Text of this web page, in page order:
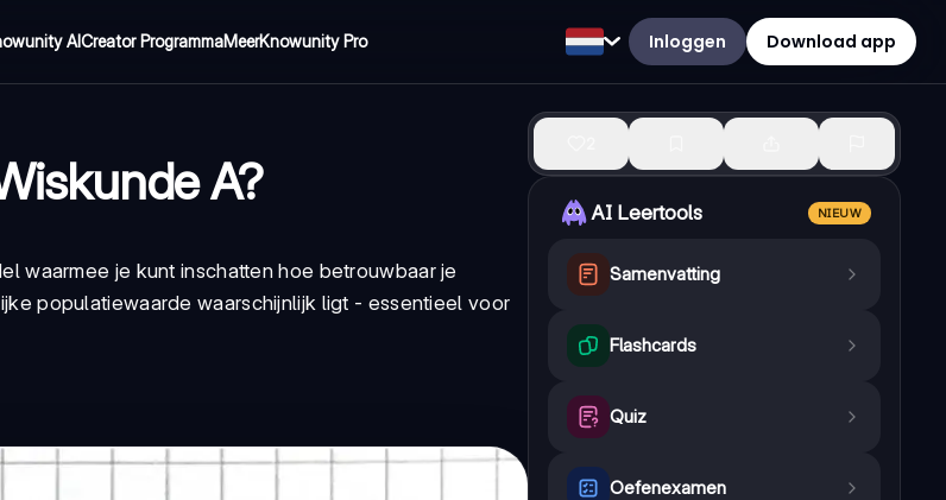
AICreator ProgrammaMeerKnowunity Pro Inloggen Download app
A?
waarmee je kunt inschatten hoe betrouwbaar je
populatiewaarde waarschijnlijk ligt - essentieel voor
AI Leertools NIEUW
Samenvatting
Flashcards
Quiz
Oefenexamen